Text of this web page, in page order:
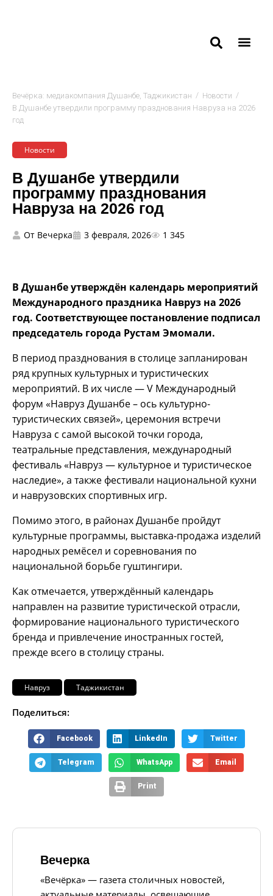
Вечёрка: медиакомпания Душанбе, Таджикистан / Новости /
В Душанбе утвердили программу празднования Навруза на 2026
год
Новости
В Душанбе утвердили
программу празднования
Навруза на 2026 год
От Вечерка 3 февраля, 2026 1 345
В Душанбе утверждён календарь мероприятий
Международного праздника Навруз на 2026
год. Соответствующее постановление подписал
председатель города Рустам Эмомали.
В период празднования в столице запланирован
ряд крупных культурных и туристических
мероприятий. В их числе — V Международный
форум «Навруз Душанбе – ось культурно-
туристических связей», церемония встречи
Навруза с самой высокой точки города,
театральные представления, международный
фестиваль «Навруз — культурное и туристическое
наследие», а также фестивали национальной кухни
и наврузовских спортивных игр.
Помимо этого, в районах Душанбе пройдут
культурные программы, выставка-продажа изделий
народных ремёсел и соревнования по
национальной борьбе гуштингири.
Как отмечается, утверждённый календарь
направлен на развитие туристической отрасли,
формирование национального туристического
бренда и привлечение иностранных гостей,
прежде всего в столицу страны.
Навруз Таджикистан
Поделиться:
Facebook LinkedIn Twitter
Telegram WhatsApp Email
Print
Вечерка
«Вечёрка» — газета столичных новостей,